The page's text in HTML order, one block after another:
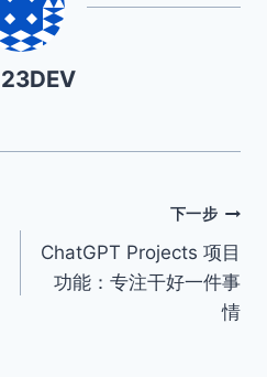
下一步
ChatGPT Projects 项目
功能：专注干好一件事
情